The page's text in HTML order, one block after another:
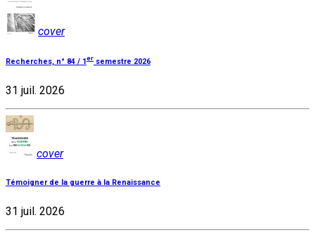
cover
Recherches, n° 84 / 1 er semestre 2026
31 juil. 2026
cover
Témoigner de la guerre à la Renaissance
31 juil. 2026